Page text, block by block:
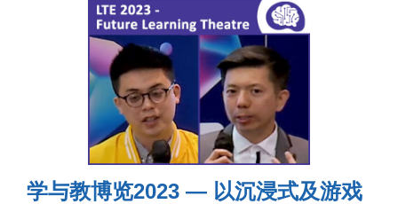
学与教博览2023 — 以沉浸式及游戏